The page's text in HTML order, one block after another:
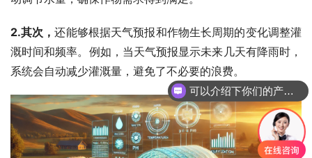
2.其次，还能够根据天气预报和作物生长周期的变化调整灌
溉时间和频率。例如，当天气预报显示未来几天有降雨时，
系统会自动减少灌溉量，避免了不必要的浪费。
可以介绍下你们的产品么